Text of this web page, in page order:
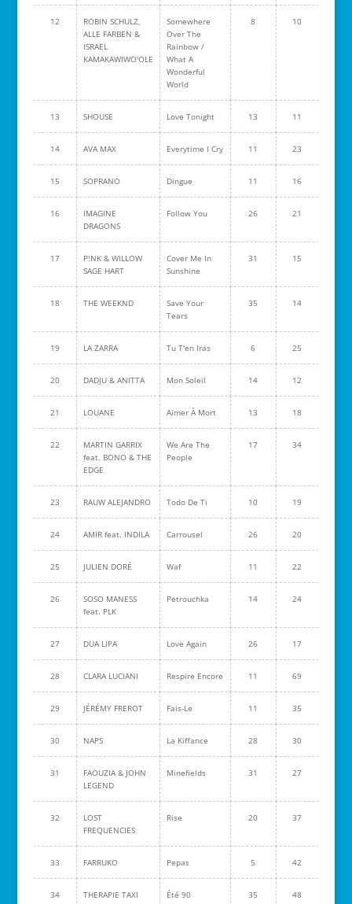
12
ROBIN SCHULZ,
ALLE FARBEN &
ISRAEL
KAMAKAWIWO'OLE
Somewhere
Over The
Rainbow /
What A
Wonderful
World
8 10
13 SHOUSE Love Tonight 13 11
14 AVA MAX Everytime I Cry 11 23
15 SOPRANO Dingue 11 16
16
IMAGINE
DRAGONS
Follow You 26 21
17
P!NK & WILLOW
SAGE HART
Cover Me In
Sunshine
31 15
18 THE WEEKND
Save Your
Tears
35 14
19 LA ZARRA Tu T'en Iras 6 25
20 DADJU & ANITTA Mon Soleil 14 12
21 LOUANE Aimer À Mort 13 18
22
MARTIN GARRIX
feat. BONO & THE
EDGE
We Are The
People
17 34
23 RAUW ALEJANDRO Todo De Ti 10 19
24 AMIR feat. INDILA Carrousel 26 20
25 JULIEN DORÉ Waf 11 22
26
SOSO MANESS
feat. PLK
Petrouchka 14 24
27 DUA LIPA Love Again 26 17
28 CLARA LUCIANI Respire Encore 11 69
29 JÉRÉMY FREROT Fais-Le 11 35
30 NAPS La Kiffance 28 30
31
FAOUZIA & JOHN
LEGEND
Minefields 31 27
32
LOST
FREQUENCIES
Rise 20 37
33 FARRUKO Pepas 5 42
34 THERAPIE TAXI Été 90 35 48